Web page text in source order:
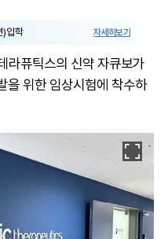
)입학 자세히보기
라퓨틱스의 신약 자큐보가
을 위한 임상시험에 착수하